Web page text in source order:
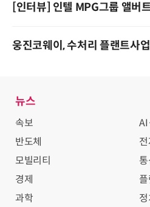
[인터뷰] 인텔 MPG그룹 앨버
웅진코웨이, 수처리 플랜트사
뉴스
속보
반도체
모빌리티
경제
과학